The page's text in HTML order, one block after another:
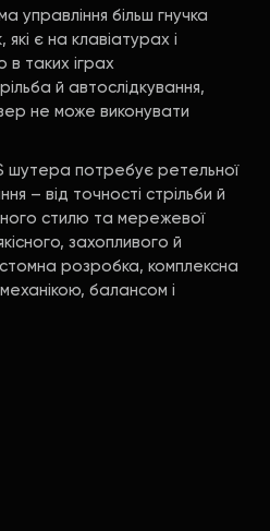
управління більш гнучка
які є на клавіатурах і
таких іграх
й автослідкування,
не може виконувати
шутера потребує ретельної
– від точності стрільби й
стилю та мережевої
захопливого й
розробка, комплексна
балансом і